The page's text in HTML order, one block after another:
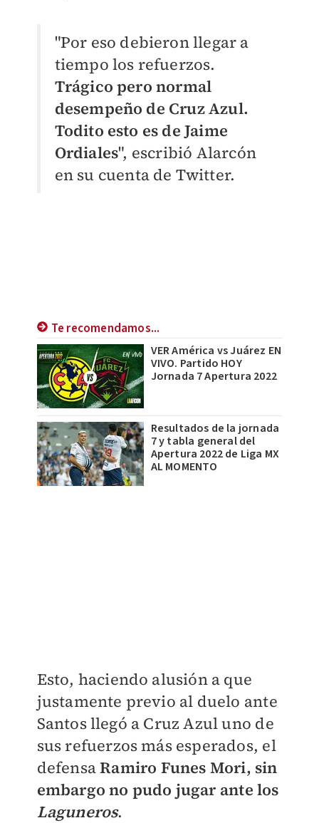
"Por eso debieron llegar a
tiempo los refuerzos.
Trágico pero normal
desempeño de Cruz Azul.
Todito esto es de Jaime
Ordiales", escribió Alarcón
en su cuenta de Twitter.
Te recomendamos...
VER América vs Juárez EN
VIVO. Partido HOY
Jornada 7 Apertura 2022
Resultados de la jornada
7 y tabla general del
Apertura 2022 de Liga MX
AL MOMENTO
Esto, haciendo alusión a que
justamente previo al duelo ante
Santos llegó a Cruz Azul uno de
sus refuerzos más esperados, el
defensaRamiro Funes Mori, sin
embargo no pudo jugar ante los
Laguneros.